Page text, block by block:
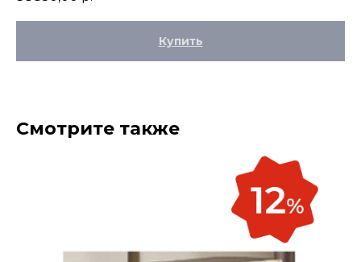
Купить
Смотрите также